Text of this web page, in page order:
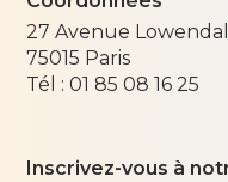
27 Avenue Lowendal
75015 Paris
Tél :01 85 08 16 25
Inscrivez-vous à